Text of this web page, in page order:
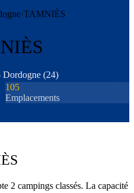
›TAMNIÈS
Dordogne (24)
105
Emplacements
2 campings classés. La capacité